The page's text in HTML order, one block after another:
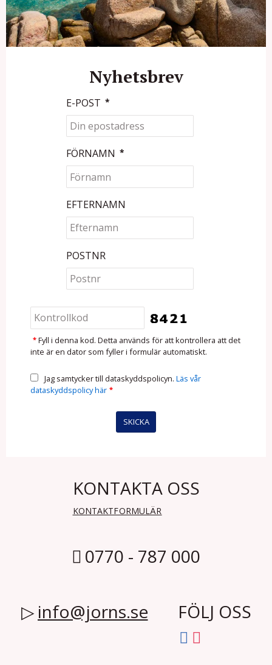
Nyhetsbrev
E-POST *
FÖRNAMN *
EFTERNAMN
POSTNR
* Fyll i denna kod. Detta används för att kontrollera att det
inte är en dator som fyller i formulär automatiskt.
Jag samtycker till dataskyddspolicyn. Läs vår
dataskyddspolicy här *
KONTAKTA OSS
KONTAKTFORMULÄR
0770 - 787 000
info@jorns.se FÖLJ OSS